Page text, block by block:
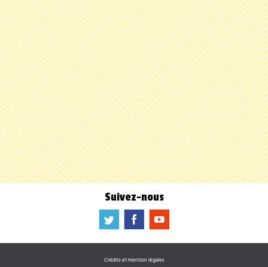
Suivez-nous
a b f
Crédits et mention légales